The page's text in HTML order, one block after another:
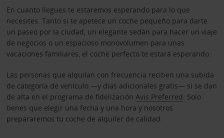
En cuanto llegues te estaremos esperando para lo que
necesites. Tanto si te apetece un coche pequeño para darte
un paseo por la ciudad, un elegante sedán para hacer un viaje
de negocios o un espacioso monovolumen para unas
vacaciones familiares, el coche perfecto te estará esperando.
Las personas que alquilan con frecuencia reciben una subida
de categoría de vehículo —y días adicionales gratis— si se dan
de alta en el programa de fidelización Avis Preferred. Solo
tienes que elegir una fecha y una hora y nosotros
prepararemos tu coche de alquiler de calidad.